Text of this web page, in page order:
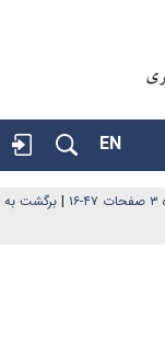
EN
| برگشت به